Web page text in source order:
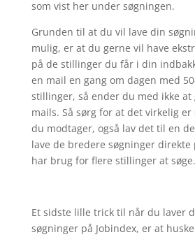
som vist her under søgningen.
Grunden til at du vil lave din
mulig, er at du gerne vil have
på de stillinger du får i din
en mail en gang om dagen med
stillinger, så ender du med ikke
mails. Så sørg for at det virkelig
du modtager, også lav det til en
lave de bredere søgninger
har brug for flere stillinger at søge.
Et sidste lille trick til når du laver
søgninger på Jobindex, er at